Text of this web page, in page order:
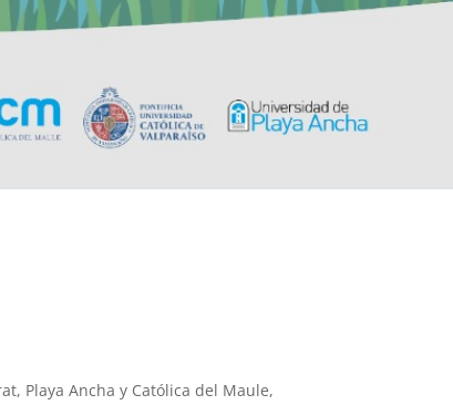
Playa Ancha y Católica del Maule,